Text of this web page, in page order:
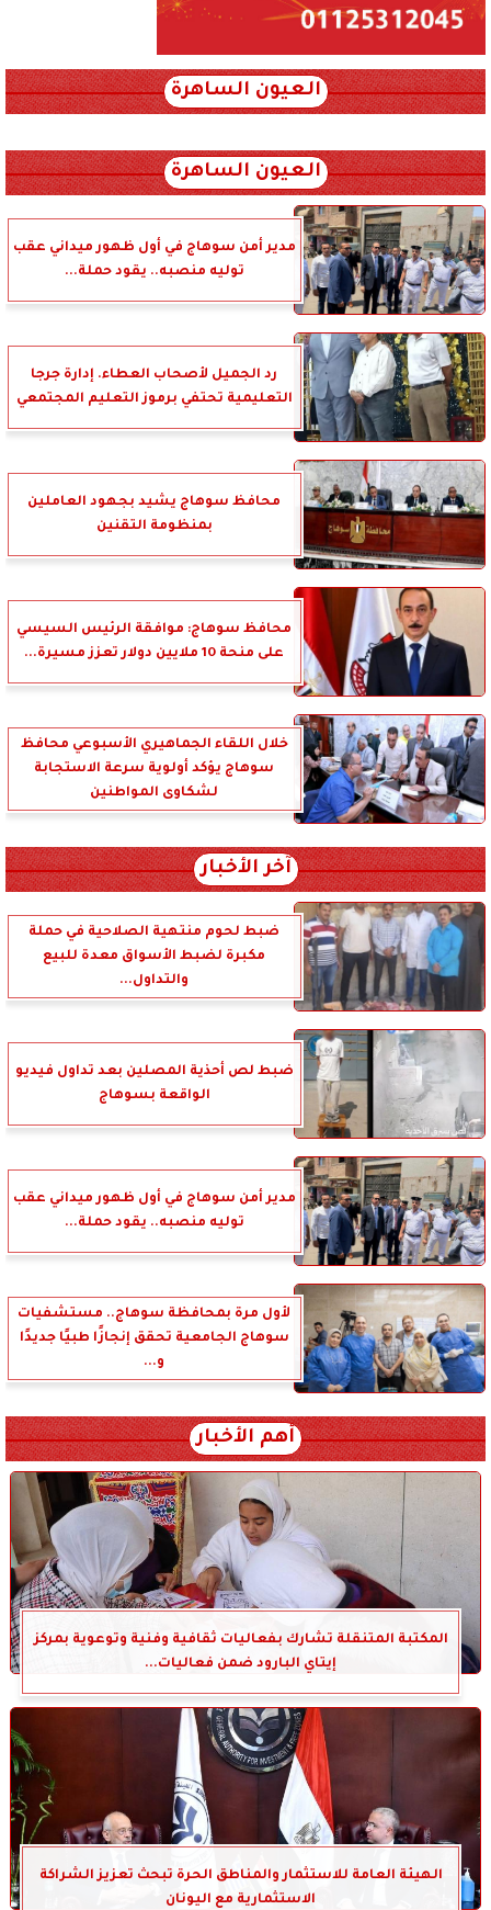
العيون الساهرة
العيون الساهرة
مدير أمن سوهاج في أول ظهور ميداني عقب
توليه منصبه.. يقود حملة...
رد الجميل لأصحاب العطاء. إدارة جرجا
التعليمية تحتفي برموز التعليم المجتمعي
محافظ سوهاج يشيد بجهود العاملين
بمنظومة التقنين
محافظ سوهاج: موافقة الرئيس السيسي
على منحة 10 ملايين دولار تعزز مسيرة...
خلال اللقاء الجماهيري الأسبوعي محافظ
سوهاج يؤكد أولوية سرعة الاستجابة
لشكاوى المواطنين
آخر الأخبار
ضبط لحوم منتهية الصلاحية في حملة
مكبرة لضبط الأسواق معدة للبيع
والتداول...
ضبط لص أحذية المصلين بعد تداول فيديو
الواقعة بسوهاج
مدير أمن سوهاج في أول ظهور ميداني عقب
توليه منصبه.. يقود حملة...
لأول مرة بمحافظة سوهاج.. مستشفيات
سوهاج الجامعية تحقق إنجازًا طبيًا جديدًا
و...
أهم الأخبار
المكتبة المتنقلة تشارك بفعاليات ثقافية وفنية وتوعوية بمركز
إيتاي البارود ضمن فعاليات...
الهيئة العامة للاستثمار والمناطق الحرة تبحث تعزيز الشراكة
الاستثمارية مع اليونان